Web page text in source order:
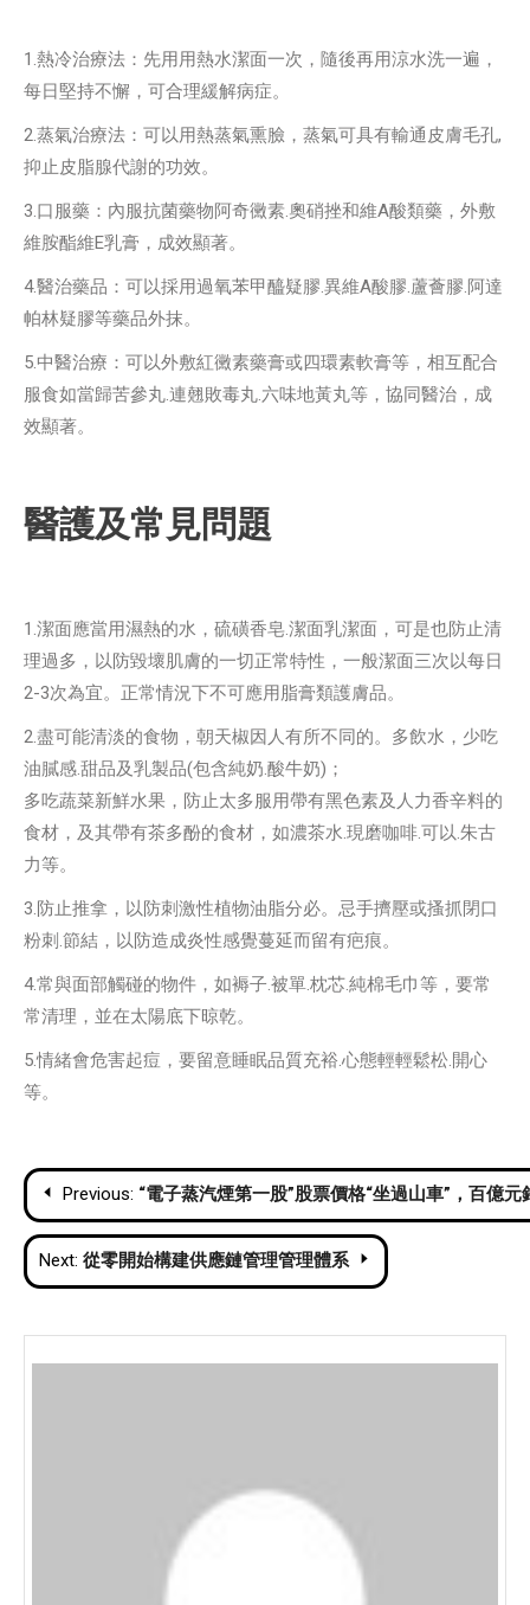
1.熱冷治療法：先用用熱水潔面一次，隨後再用涼水洗一遍，
每日堅持不懈，可合理緩解病症。
2.蒸氣治療法：可以用熱蒸氣熏臉，蒸氣可具有輸通皮膚毛孔,
抑止皮脂腺代謝的功效。
3.口服藥：內服抗菌藥物阿奇黴素.奧硝挫和維A酸類藥，外敷
維胺酯維E乳膏，成效顯著。
4.醫治藥品：可以採用過氧苯甲醯疑膠.異維A酸膠.蘆薈膠.阿達
帕林疑膠等藥品外抹。
5.中醫治療：可以外敷紅黴素藥膏或四環素軟膏等，相互配合
服食如當歸苦參丸.連翹敗毒丸.六味地黃丸等，協同醫治，成
效顯著。
醫護及常見問題
1.潔面應當用濕熱的水，硫磺香皂.潔面乳潔面，可是也防止清
理過多，以防毀壞肌膚的一切正常特性，一般潔面三次以每日
2-3次為宜。正常情況下不可應用脂膏類護膚品。
2.盡可能清淡的食物，朝天椒因人有所不同的。多飲水，少吃
油膩感.甜品及乳製品(包含純奶.酸牛奶)；
多吃蔬菜新鮮水果，防止太多服用帶有黑色素及人力香辛料的
食材，及其帶有茶多酚的食材，如濃茶水.現磨咖啡.可以.朱古
力等。
3.防止推拿，以防刺激性植物油脂分必。忌手擠壓或搔抓閉口
粉刺.節結，以防造成炎性感覺蔓延而留有疤痕。
4.常與面部觸碰的物件，如褥子.被單.枕芯.純棉毛巾等，要常
常清理，並在太陽底下晾乾。
5.情緒會危害起痘，要留意睡眠品質充裕.心態輕輕鬆松.開心
等。
Post
navigation
Previous: “電子蒸汽煙第一股”股票價格“坐過山車”，百億
Next: 從零開始構建供應鏈管理管理體系